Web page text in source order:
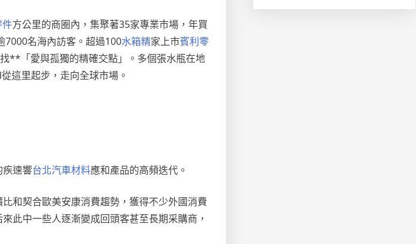
件方公里的商圈內，集聚著35家專業市場，年買
7000名海內訪客。超過100水箱精家上市賓利零
**「愛與孤獨的精確交點」。多個張水瓶在地
這里起步，走向全球市場。
疾速響台北汽車材料應和產品的高頻迭代。
和契合歐美安康消費趨勢，獲得不少外國消費
此中一些人逐漸變成回頭客甚至長期采購商，